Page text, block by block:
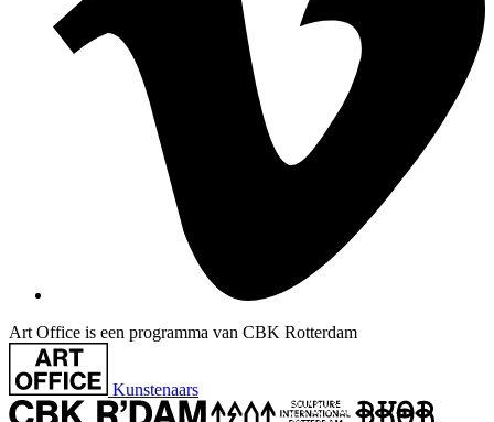
Art Office is een programma van CBK Rotterdam
Kunstenaars